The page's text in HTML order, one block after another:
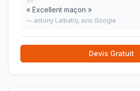
« Excellent maçon »
— antony Lalbatry, avis Google
Devis Gratuit